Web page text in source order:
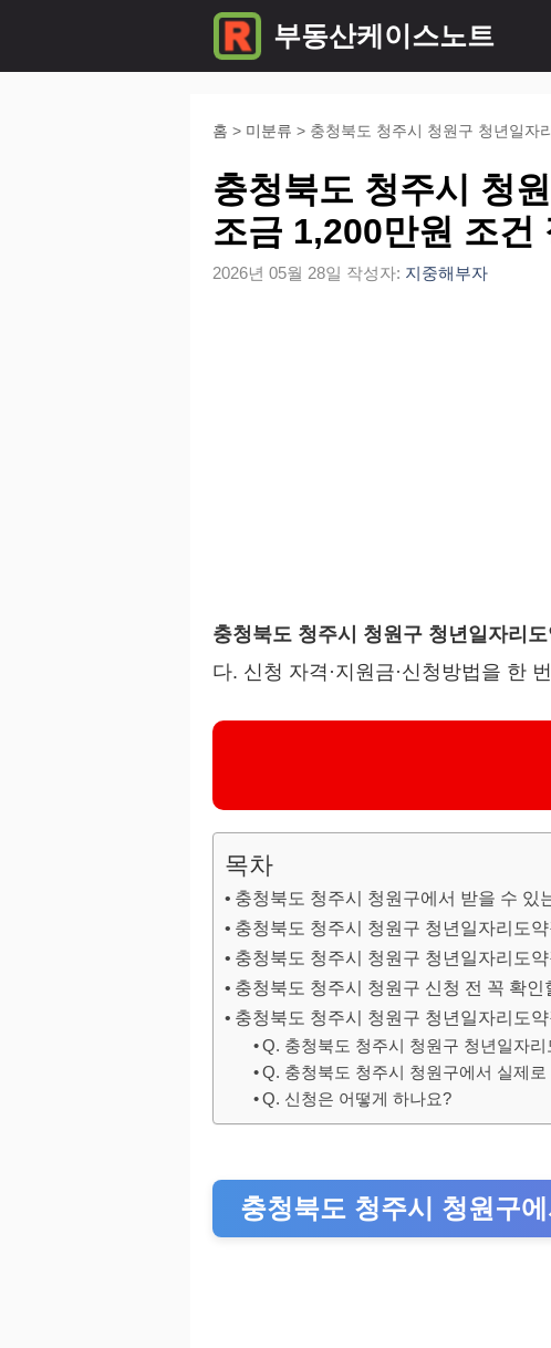
부동산케이스노트
홈 > 미분류 > 충청북도 청주시 청원구 청년일자
충청북도 청주시 청
조금 1,200만원 조건
2026년 05월 28일 작성자: 지중해부자
충청북도 청주시 청원구 청년일자리
다. 신청 자격·지원금·신청방법을 한
목차
충청북도 청주시 청원구에서 받을 수 있
충청북도 청주시 청원구 청년일자리도
충청북도 청주시 청원구 청년일자리도
충청북도 청주시 청원구 신청 전 꼭 확인
충청북도 청주시 청원구 청년일자리도
Q. 충청북도 청주시 청원구 청년일자
Q. 충청북도 청주시 청원구에서 실제
Q. 신청은 어떻게 하나요?
충청북도 청주시 청원구